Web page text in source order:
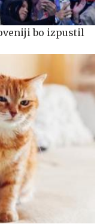
bo izpustil